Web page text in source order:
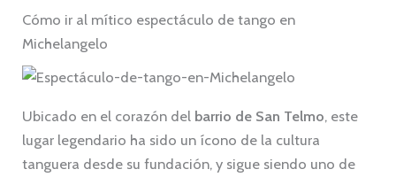
Cómo ir al mítico espectáculo de tango en
Michelangelo
Ubicado en el corazón del barrio de San Telmo, este
lugar legendario ha sido un ícono de la cultura
tanguera desde su fundación, y sigue siendo uno de